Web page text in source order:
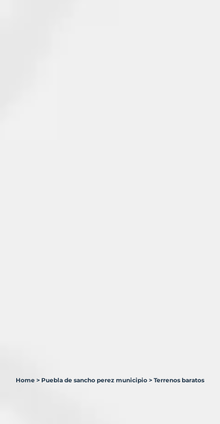
Home > Puebla de sancho perez municipio > Terrenos baratos